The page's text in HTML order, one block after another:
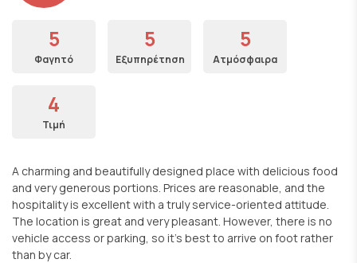
5
Φαγητό
5
Εξυπηρέτηση
5
Ατμόσφαιρα
4
Τιμή
A charming and beautifully designed place with delicious food
and very generous portions. Prices are reasonable, and the
hospitality is excellent with a truly service-oriented attitude.
The location is great and very pleasant. However, there is no
vehicle access or parking, so it’s best to arrive on foot rather
than by car.